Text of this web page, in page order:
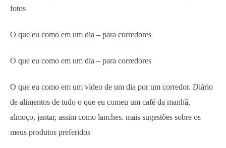
fotos
O que eu como em um dia – para corredores
O que eu como em um dia – para corredores
O que eu como em um vídeo de um dia por um corredor. Diário
de alimentos de tudo o que eu comeu um café da manhã,
almoço, jantar, assim como lanches. mais sugestões sobre os
meus produtos preferidos